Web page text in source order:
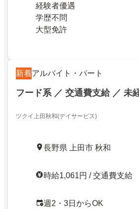
経験者優遇
学歴不問
大型免許
新着アルバイト・パート
フード系 ／ 交通費支給 ／ 未
ツクイ上田秋和(デイサービス)
長野県 上田市 秋和
時給1,061円 / 交通費支給
週2・3日からOK